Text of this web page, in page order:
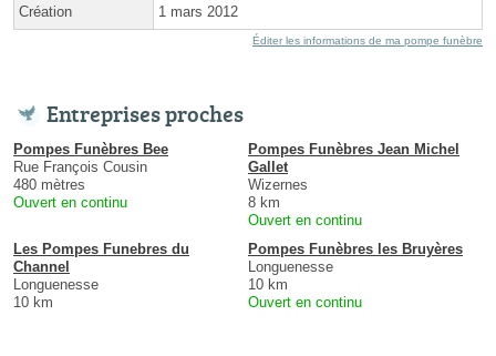
Création 1 mars 2012
Éditer les informations de ma pompe funèbre
Entreprises proches
Pompes Funèbres Bee
Rue François Cousin
480 mètres
Ouvert en continu
Pompes Funèbres Jean Michel
Gallet
Wizernes
8 km
Ouvert en continu
Les Pompes Funebres du
Channel
Longuenesse
10 km
Pompes Funèbres les Bruyères
Longuenesse
10 km
Ouvert en continu